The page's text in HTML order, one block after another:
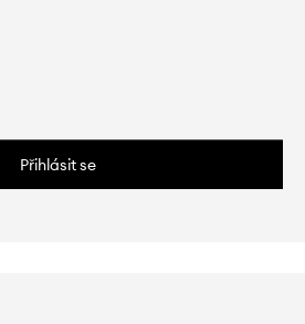
Přihlásit se